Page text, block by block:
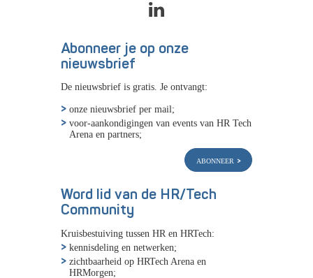
Abonneer je op onze
nieuwsbrief
De nieuwsbrief is gratis. Je ontvangt:
onze nieuwsbrief per mail;
voor-aankondigingen van events van HR Tech
Arena en partners;
abonneer
Word lid van de HR/Tech
Community
Kruisbestuiving tussen HR en HRTech:
kennisdeling en netwerken;
zichtbaarheid op HRTech Arena en
HRMorgen;